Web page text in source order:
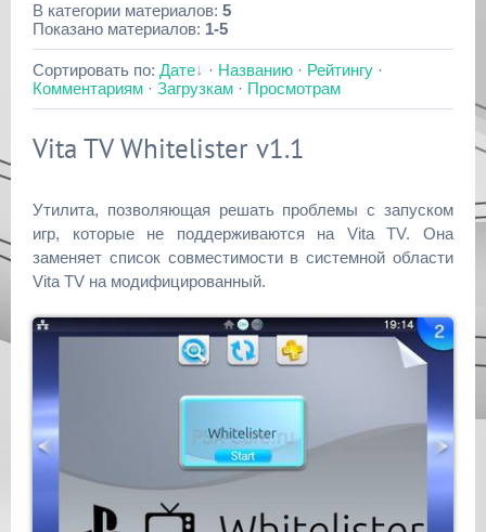
В категории материалов: 5
Показано материалов: 1-5
Сортировать по: Дате · Названию · Рейтингу ·
Комментариям · Загрузкам · Просмотрам
Vita TV Whitelister v1.1
Утилита, позволяющая решать проблемы с запуском
игр, которые не поддерживаются на Vita TV. Она
заменяет список совместимости в системной области
Vita TV на модифицированный.